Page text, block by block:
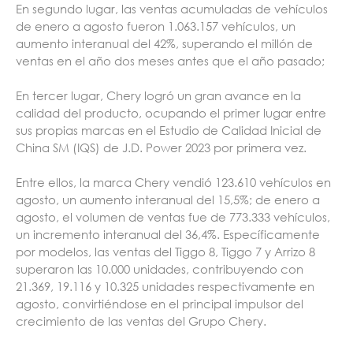
En segundo lugar, las ventas acumuladas de vehículos
de enero a agosto fueron 1.063.157 vehículos, un
aumento interanual del 42%, superando el millón de
ventas en el año dos meses antes que el año pasado;
En tercer lugar, Chery logró un gran avance en la
calidad del producto, ocupando el primer lugar entre
sus propias marcas en el Estudio de Calidad Inicial de
China SM (IQS) de J.D. Power 2023 por primera vez.
Entre ellos, la marca Chery vendió 123.610 vehículos en
agosto, un aumento interanual del 15,5%; de enero a
agosto, el volumen de ventas fue de 773.333 vehículos,
un incremento interanual del 36,4%. Específicamente
por modelos, las ventas del Tiggo 8, Tiggo 7 y Arrizo 8
superaron las 10.000 unidades, contribuyendo con
21.369, 19.116 y 10.325 unidades respectivamente en
agosto, convirtiéndose en el principal impulsor del
crecimiento de las ventas del Grupo Chery.